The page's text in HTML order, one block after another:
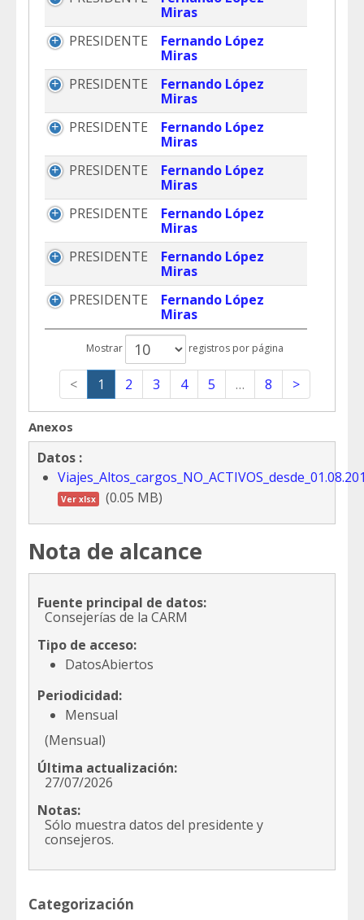
Miras
PRESIDENTE
Fernando López
Miras
PRESIDENTE
Fernando López
Miras
PRESIDENTE
Fernando López
Miras
PRESIDENTE
Fernando López
Miras
PRESIDENTE
Fernando López
Miras
PRESIDENTE
Fernando López
Miras
PRESIDENTE
Fernando López
Miras
Mostrar registros por página
< 1 2 3 4 5 … 8 >
Anexos
Datos :
Ver xlsx (0.05 MB)
Nota de alcance
Fuente principal de datos:
Consejerías de la CARM
Tipo de acceso:
DatosAbiertos
Periodicidad:
Mensual
(Mensual)
Última actualización:
27/07/2026
Notas:
Sólo muestra datos del presidente y
consejeros.
Categorización